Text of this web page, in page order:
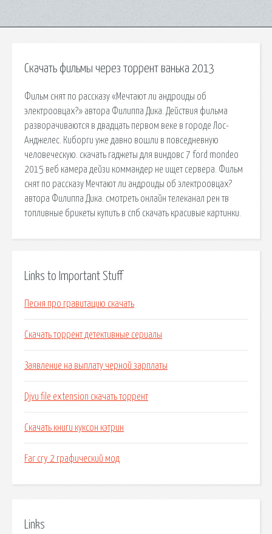
Скачать фильмы через торрент ванька 2013
Фильм снят по рассказу «Мечтают ли андроиды об
электроовцах?» автора Филиппа Дика. Действия фильма
разворачиваются в двадцать первом веке в городе Лос-
Анджелес. Киборги уже давно вошли в повседневную
человеческую. скачать гаджеты для виндовс 7 ford mondeo
2015 веб камера дейзи коммандер не ищет сервера. Фильм
снят по рассказу Мечтают ли андроиды об электроовцах?
автора Филиппа Дика. смотреть онлайн телеканал рен тв
топливные брикеты купить в спб скачать красивые картинки.
Links to Important Stuff
Песня про гравитацию скачать
Скачать торрент детективные сериалы
Заявление на выплату черной зарплаты
Djvu file extension скачать торрент
Скачать книги куксон кэтрин
Far cry 2 графический мод
Links